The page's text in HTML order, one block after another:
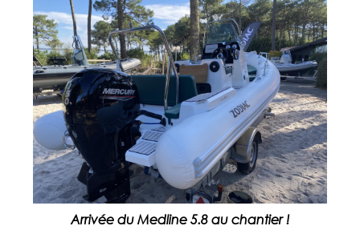
Arrivée du Medline 5.8 au chantier !